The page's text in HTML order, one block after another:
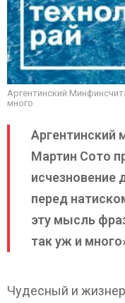
Аргентинский
много
Аргентинский
Мартин Сото
исчезновение
перед
эту мысль
так уж и
Чудесный и